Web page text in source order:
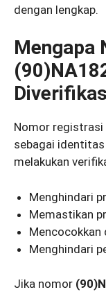
dengan lengkap.
Mengapa
Nomor registrasi
sebagai identitas
melakukan
Menghindari
Memastikan
Mencocokkan
Menghindari
Jika nomor